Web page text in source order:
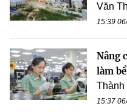
Văn
15:39
Nâng
làm
Thành
15:37